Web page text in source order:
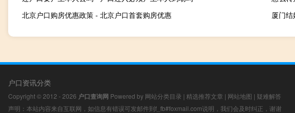
北京户口购房优惠政策 - 北京户口首套购房优惠
厦门
户口资讯分类
Copyright © 2012 - 2026 户口查询网 Powered by 网站分类目录 | 精选推荐文章 | 网站地图 | 疑难解答
声明：本站内容来自互联网，如信息有错误可发邮件到f_fb#foxmail.com说明，我们会及时纠正，谢谢